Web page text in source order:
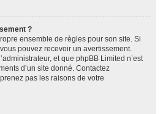
?
ensemble de règles pour son site. Si
pouvez recevoir un avertissement.
et que phpBB Limited n’est
d’un site donné. Contactez
pas les raisons de votre